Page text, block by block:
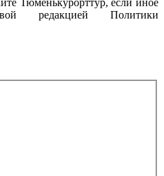
Тюменькурорттур, если иное
редакцией Политики